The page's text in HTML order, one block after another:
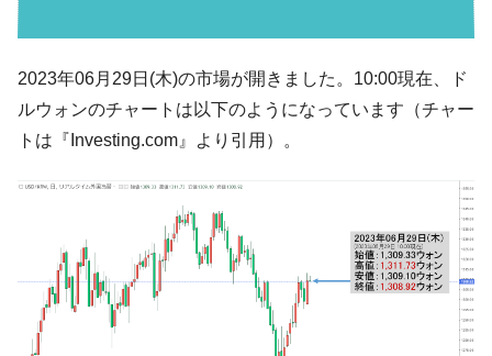
ル」まで拡大 ⇒ 海外資金の動きに強く左右される状態
『Money1』
韓国･帰ってきた李在明。李在明を支持しな
い「50.5％」に上昇
『Money1』
韓国大統領府ボンクラ政策室長が告発され
断
韓国･警察職員が「丸刈りになって抗議活
『Money1』
中国だけが鉄鋼輸出を異常増加させる ⇒ 中
国の過剰生産が世界を蝕む。
『Money1』
韓国製造業「半導体絶好調」のウラで他業
2023年06月29日(木)の市場が開きました。10:00現在、ド
ルウォンのチャートは以下のようになっています（チャー
トは『Investing.com』より引用）。